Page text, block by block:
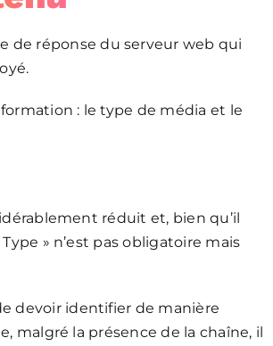
de réponse du serveur web qui
: le type de média et le
réduit et, bien qu’il
» n’est pas obligatoire mais
devoir identifier de manière
malgré la présence de la chaîne, il